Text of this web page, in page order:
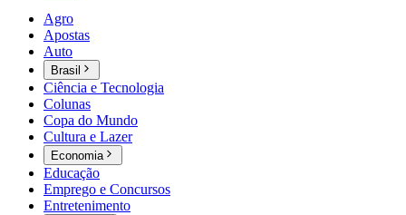
Agro
Apostas
Auto
Brasil
Ciência e Tecnologia
Colunas
Copa do Mundo
Cultura e Lazer
Economia
Educação
Emprego e Concursos
Entretenimento